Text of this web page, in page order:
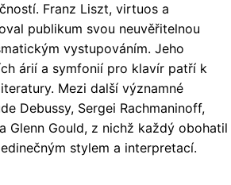
Franz Liszt, virtuos a
publikum svou neuvěřitelnou
vystupováním. Jeho
árií a symfonií pro klavír patří k
Mezi další významné
Debussy, Sergei Rachmaninoff,
Glenn Gould, z nichž každý obohatil
stylem a interpretací.